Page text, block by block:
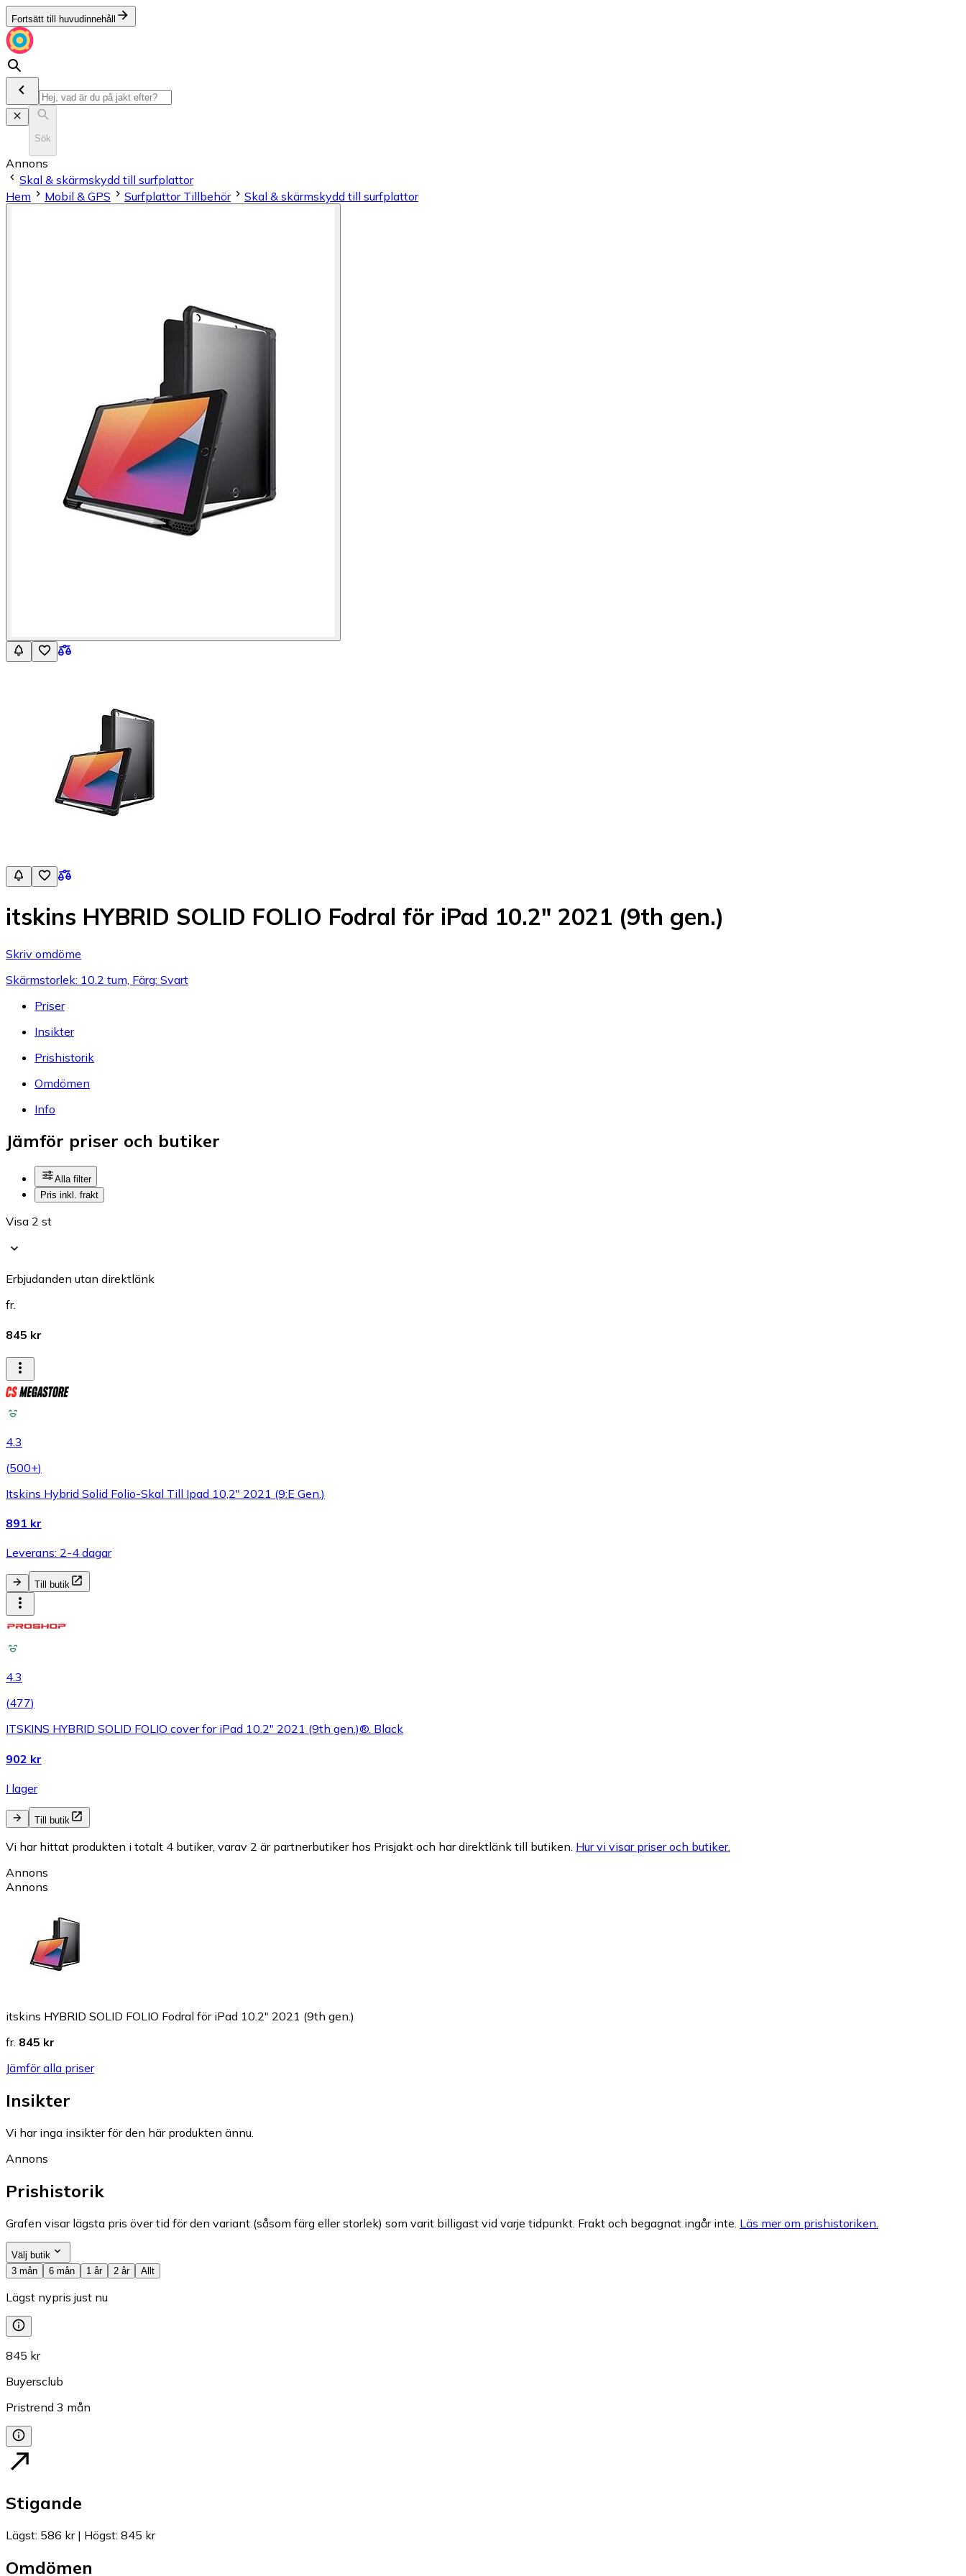
Fortsätt till huvudinnehåll
Sök
Annons
Skal & skärmskydd till surfplattor
Hem
Mobil & GPS Surfplattor Tillbehör Skal & skärmskydd till surfplattor
itskins HYBRID SOLID FOLIO Fodral för iPad 10.2" 2021 (9th gen.)
Skriv omdöme
Skärmstorlek: 10.2 tum, Färg: Svart
Priser
Insikter
Prishistorik
Omdömen
Info
Jämför priser och butiker
Alla filter
Pris inkl. frakt
Visa 2 st
Erbjudanden utan direktlänk
fr.
845 kr
4.3
(500+)
Itskins Hybrid Solid Folio-Skal Till Ipad 10,2" 2021 (9:E Gen.)
891 kr
Leverans: 2-4 dagar
Till butik
4.3
(477)
ITSKINS HYBRID SOLID FOLIO cover for iPad 10.2" 2021 (9th gen.)®. Black
902 kr
I lager
Till butik
Vi har hittat produkten i totalt 4 butiker, varav 2 är partnerbutiker hos Prisjakt och har direktlänk till butiken. Hur vi visar priser och butiker.
Annons
Annons
itskins HYBRID SOLID FOLIO Fodral för iPad 10.2" 2021 (9th gen.)
fr. 845 kr
Jämför alla priser
Insikter
Vi har inga insikter för den här produkten ännu.
Annons
Prishistorik
Grafen visar lägsta pris över tid för den variant (såsom färg eller storlek) som varit billigast vid varje tidpunkt. Frakt och begagnat ingår inte. Läs mer om prishistoriken.
Välj butik
3 mån
6 mån 1 år 2 år Allt
Lägst nypris just nu
845 kr
Buyersclub
Pristrend 3 mån
Stigande
Lägst: 586 kr| Högst: 845 kr
Omdömen